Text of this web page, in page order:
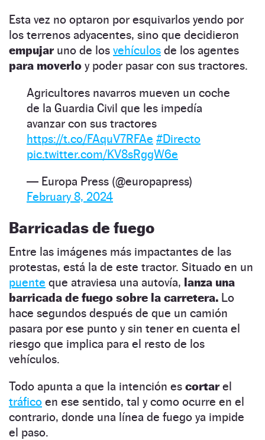
Esta vez no optaron por esquivarlos yendo por
los terrenos adyacentes, sino que decidieron
empujar uno de los vehículos de los agentes
para moverlo y poder pasar con sus tractores.
Agricultores navarros mueven un coche
de la Guardia Civil que les impedía
avanzar con sus tractores
https://t.co/FAquV7RFAe #Directo
pic.twitter.com/KV8sRggW6e
— Europa Press (@europapress)
February 8, 2024
Barricadas de fuego
Entre las imágenes más impactantes de las
protestas, está la de este tractor. Situado en un
puente que atraviesa una autovía, lanza una
barricada de fuego sobre la carretera. Lo
hace segundos después de que un camión
pasara por ese punto y sin tener en cuenta el
riesgo que implica para el resto de los
vehículos.
Todo apunta a que la intención es cortarel
tráfico en ese sentido, tal y como ocurre en el
contrario, donde una línea de fuego ya impide
el paso.